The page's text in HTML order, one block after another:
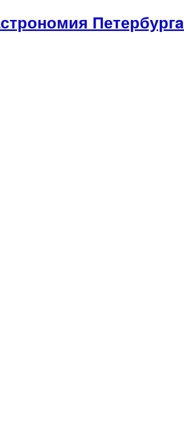
Петербургa